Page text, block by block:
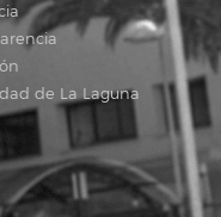
de La Laguna